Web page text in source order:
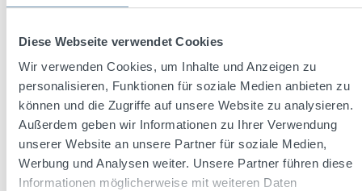
Diese Webseite verwendet Cookies
Wir verwenden Cookies, um Inhalte und Anzeigen zu
personalisieren, Funktionen für soziale Medien anbieten zu
können und die Zugriffe auf unsere Website zu analysieren.
Außerdem geben wir Informationen zu Ihrer Verwendung
unserer Website an unsere Partner für soziale Medien,
Werbung und Analysen weiter. Unsere Partner führen diese
Informationen möglicherweise mit weiteren Daten
Limoncello DiCapri 0,7l 30% Vol.
Content:0.7 Liter(€22.84 / 1 Liter)